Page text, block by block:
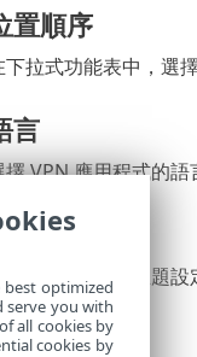
置順序
下拉式功能表中，選
言
VPN 應用程式的語
題
將 VPN 應用程式主題設
階設定
optimized
serve you with
all cookies by
cookies by